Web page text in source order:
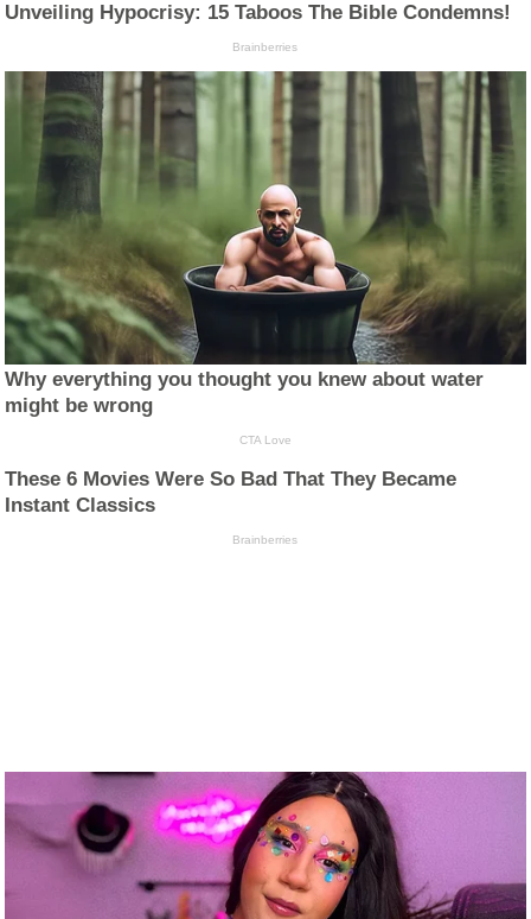
Unveiling Hypocrisy: 15 Taboos The Bible Condemns!
Brainberries
Why everything you thought you knew about water
might be wrong
CTA Love
These 6 Movies Were So Bad That They Became
Instant Classics
Brainberries